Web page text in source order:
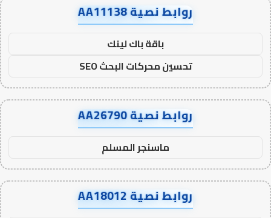
روابط نصية AA11138
باقة باك لينك
تحسين محركات البحث SEO
روابط نصية AA26790
ماسنجر المسلم
روابط نصية AA18012